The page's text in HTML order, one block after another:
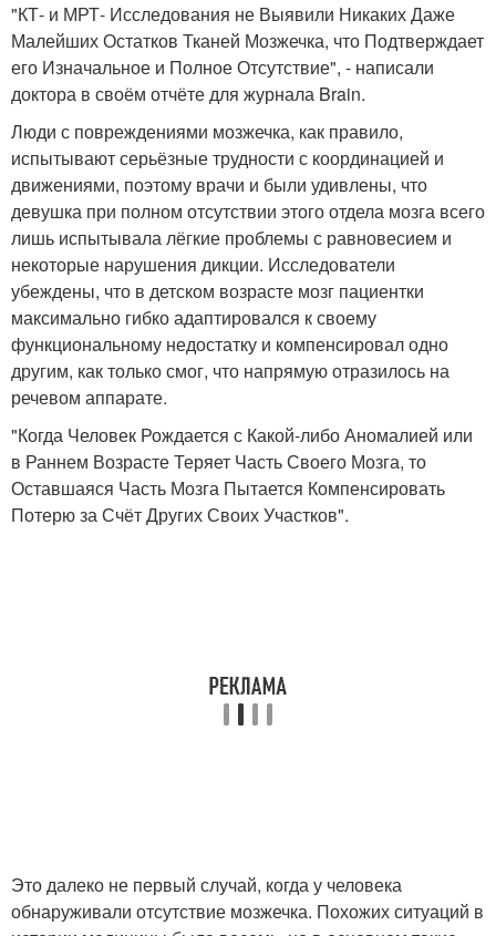
"КТ- и МРТ- Исследования не Выявили Никаких Даже
Малейших Остатков Тканей Мозжечка, что Подтверждает
его Изначальное и Полное Отсутствие", - написали
доктора в своём отчёте для журнала Brain.
Люди с повреждениями мозжечка, как правило,
испытывают серьёзные трудности с координацией и
движениями, поэтому врачи и были удивлены, что
девушка при полном отсутствии этого отдела мозга всего
лишь испытывала лёгкие проблемы с равновесием и
некоторые нарушения дикции. Исследователи
убеждены, что в детском возрасте мозг пациентки
максимально гибко адаптировался к своему
функциональному недостатку и компенсировал одно
другим, как только смог, что напрямую отразилось на
речевом аппарате.
"Когда Человек Рождается с Какой-либо Аномалией или
в Раннем Возрасте Теряет Часть Своего Мозга, то
Оставшаяся Часть Мозга Пытается Компенсировать
Потерю за Счёт Других Своих Участков".
Это далеко не первый случай, когда у человека
обнаруживали отсутствие мозжечка. Похожих ситуаций в